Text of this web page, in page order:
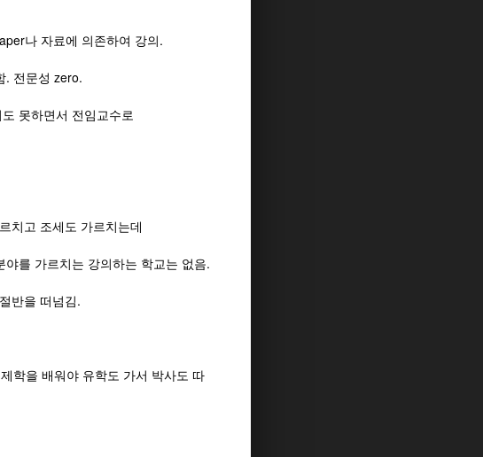
나 자료에 의존하여 강의.
성 zero.
서 전임교수로
치고 조세도 가르치는데
를 가르치는 강의하는 학교는 없음.
반을 떠넘김.
학을 배워야 유학도 가서 박사도 따